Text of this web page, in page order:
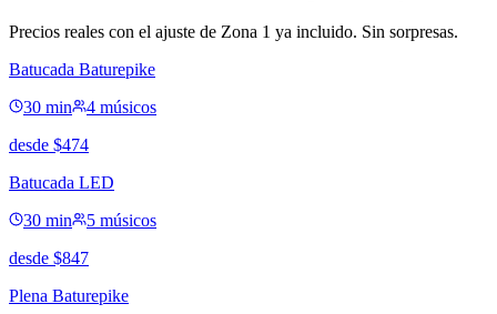
Precios reales con el ajuste de Zona 1 ya incluido. Sin sorpresas.
Batucada Baturepike
30 min
4 músicos
desde $474
Batucada LED
30 min
5 músicos
desde $847
Plena Baturepike